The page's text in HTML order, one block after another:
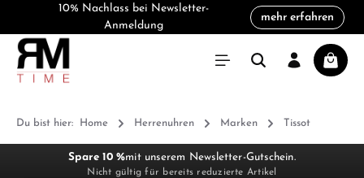
10% Nachlass bei Newsletter-
Anmeldung
mehr erfahren
Du bist hier: Home Herrenuhren Marken Tissot
Spare 10 %mit unserem Newsletter-Gutschein.
Nicht gültig für bereits reduzierte Artikel